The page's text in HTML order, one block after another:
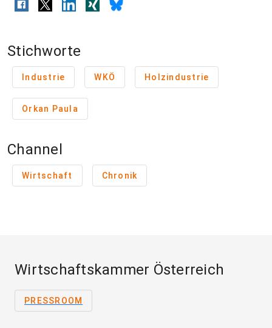
Stichworte
Industrie WKÖ Holzindustrie
Orkan Paula
Channel
Wirtschaft Chronik
Wirtschaftskammer Österreich
PRESSROOM